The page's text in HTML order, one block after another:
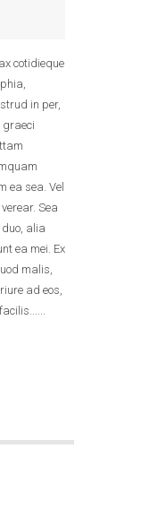
cotidieque
in per,
graeci
ea sea. Vel
Sea
alia
ea mei. Ex
malis,
ad eos,